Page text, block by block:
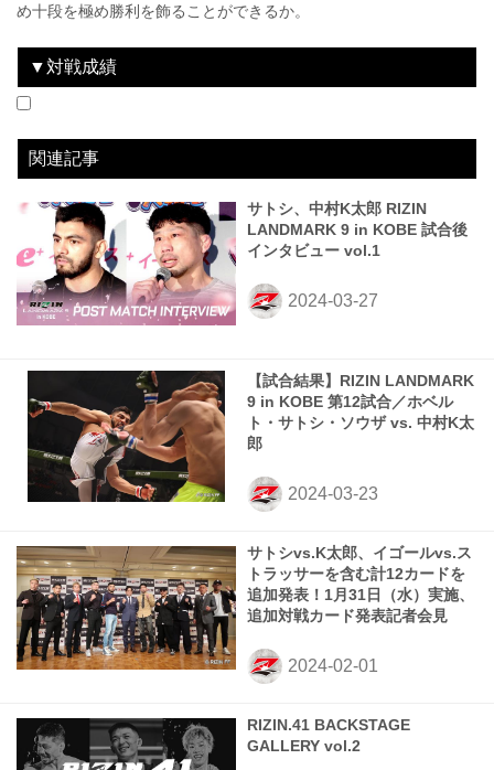
め十段を極め勝利を飾ることができるか。
▼対戦成績
関連記事
サトシ、中村K太郎 RIZIN
LANDMARK 9 in KOBE 試合後
インタビュー vol.1
【試合結果】RIZIN LANDMARK
9 in KOBE 第12試合／ホベル
ト・サトシ・ソウザ vs. 中村K太
郎
サトシvs.K太郎、イゴールvs.ス
トラッサーを含む計12カードを
追加発表！1月31日（水）実施、
追加対戦カード発表記者会見
RIZIN.41 BACKSTAGE
GALLERY vol.2